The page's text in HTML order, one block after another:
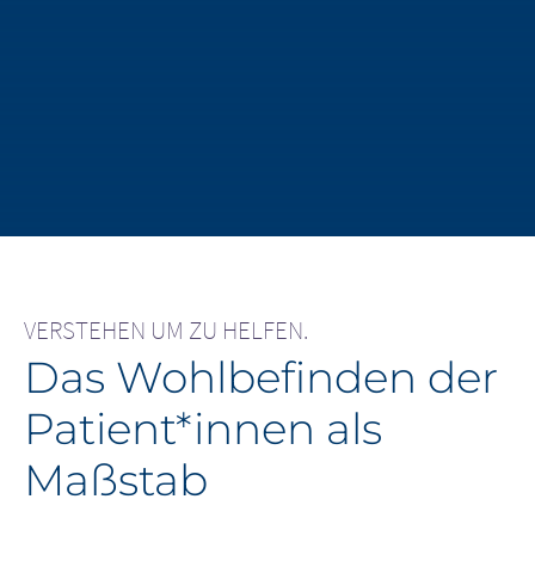
VERSTEHEN UM ZU HELFEN.
Das Wohlbefinden der
Patient*innen als
Maßstab